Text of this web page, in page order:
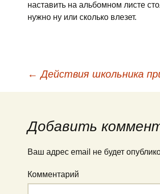
наставить на альбомном листе
нужно ну или сколько влезет.
по
← Действия школьника
Добавить
Ваш адрес email не будет
Комментарий